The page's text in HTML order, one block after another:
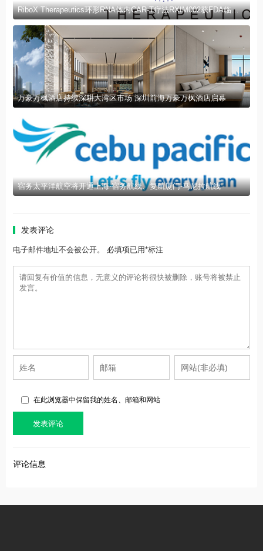
RiboX Therapeutics环形RNA体内CAR-T疗法RXIM002获FDA临床试验许可
万豪万枫酒店持续深耕大湾区市场 深圳前海万豪万枫酒店启幕
宿务太平洋航空将开通上海-宿务航线、复航厦门-马尼拉航线
发表评论
电子邮件地址不会被公开。 必填项已用*标注
在此浏览器中保留我的姓名、邮箱和网站
评论信息